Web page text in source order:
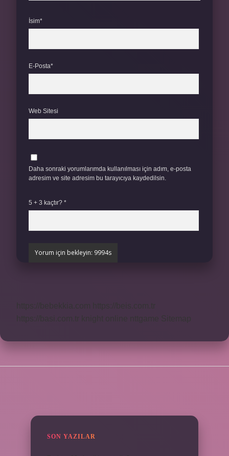
İsim*
E-Posta*
Web Sitesi
Daha sonraki yorumlarımda kullanılması için adım, e-posta
adresim ve site adresim bu tarayıcıya kaydedilsin.
5 + 3 kaçtır? *
SON YAZILAR